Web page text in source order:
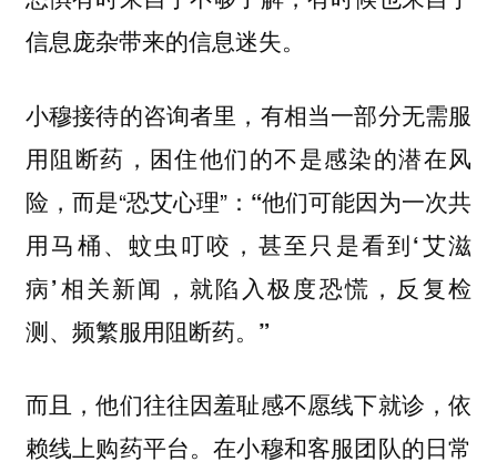
信息庞杂带来的信息迷失。
小穆接待的咨询者里，有相当一部分无需服
用阻断药，困住他们的不是感染的潜在风
险，而是“恐艾心理”： “他们可能因为一次共
用马桶、蚊虫叮咬，甚至只是看到‘艾滋
病’相关新闻，就陷入极度恐慌，反复检
测、频繁服用阻断药。”
而且，他们往往因羞耻感不愿线下就诊，依
赖线上购药平台。在小穆和客服团队的日常